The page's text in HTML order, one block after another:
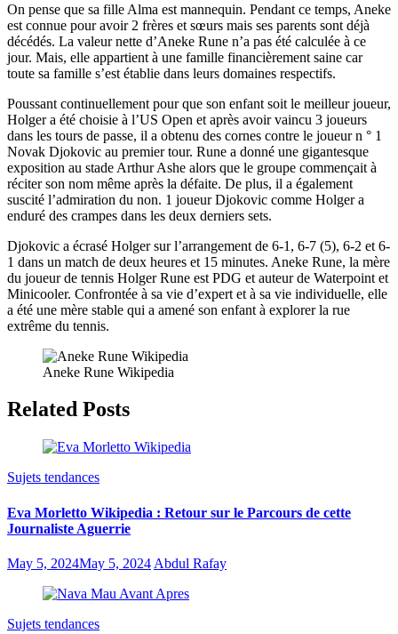
On pense que sa fille Alma est mannequin. Pendant ce temps, Aneke
est connue pour avoir 2 frères et sœurs mais ses parents sont déjà
décédés. La valeur nette d’Aneke Rune n’a pas été calculée à ce
jour. Mais, elle appartient à une famille financièrement saine car
toute sa famille s’est établie dans leurs domaines respectifs.
Poussant continuellement pour que son enfant soit le meilleur joueur,
Holger a été choisie à l’US Open et après avoir vaincu 3 joueurs
dans les tours de passe, il a obtenu des cornes contre le joueur n ° 1
Novak Djokovic au premier tour. Rune a donné une gigantesque
exposition au stade Arthur Ashe alors que le groupe commençait à
réciter son nom même après la défaite. De plus, il a également
suscité l’admiration du non. 1 joueur Djokovic comme Holger a
enduré des crampes dans les deux derniers sets.
Djokovic a écrasé Holger sur l’arrangement de 6-1, 6-7 (5), 6-2 et 6-
1 dans un match de deux heures et 15 minutes. Aneke Rune, la mère
du joueur de tennis Holger Rune est PDG et auteur de Waterpoint et
Minicooler. Confrontée à sa vie d’expert et à sa vie individuelle, elle
a été une mère stable qui a amené son enfant à explorer la rue
extrême du tennis.
Aneke Rune Wikipedia
Related Posts
Sujets tendances
Eva Morletto Wikipedia : Retour sur le Parcours de cette
Journaliste Aguerrie
May 5, 2024May 5, 2024 Abdul Rafay
Sujets tendances